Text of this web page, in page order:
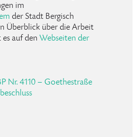
im
der Stadt Bergisch
Überblick über die Arbeit
auf den Webseiten der
Nr. 4110 – Goethestraße